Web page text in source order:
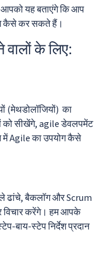
यह बताएंगे कि आप
कैसे कर सकते हैं।
के लिए:
(मेथडोलॉजियों) का
को सीखेंगे, agile डेवलपमेंट
में Agile का उपयोग कैसे
ढांचे, बैकलॉग और Scrum
विचार करेंगे। हम आपके
बाय-स्टेप निर्देश प्रदान